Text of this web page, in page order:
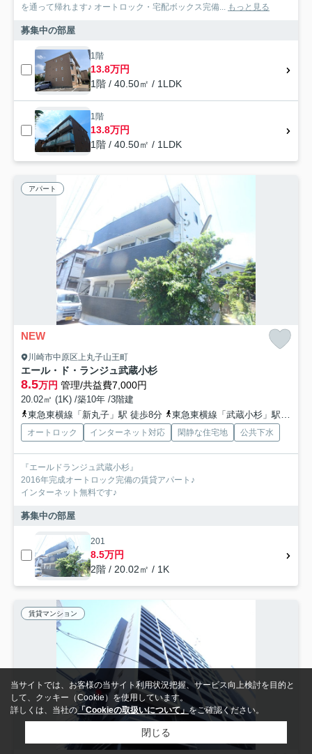
を通って帰れます♪ オートロック・宅配ボックス完備...
もっと見る
募集中の部屋
1階
13.8万円
1階 / 40.50㎡ / 1LDK
1階
13.8万円
1階 / 40.50㎡ / 1LDK
アパート
NEW
川崎市中原区上丸子山王町
エール・ド・ランジュ武蔵小杉
8.5万円 管理/共益費7,000円
20.02㎡ (1K) /築10年 /3階建
東急東横線「新丸子」駅 徒歩8分
東急東横線「武蔵小杉」駅 徒歩10分
オートロック インターネット対応 閑静な住宅地 公共下水
『エールドランジュ武蔵小杉』
2016年完成オートロック完備の賃貸アパート♪
インターネット無料です♪
募集中の部屋
201
8.5万円
2階 / 20.02㎡ / 1K
賃貸マンション
当サイトでは、お客様の当サイト利用状況把握、サービス向上検討を目的と
して、クッキー（Cookie）を使用しています。
詳しくは、当社の「Cookieの取扱いについて」 をご確認ください。
閉じる